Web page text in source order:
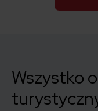
Wszystko